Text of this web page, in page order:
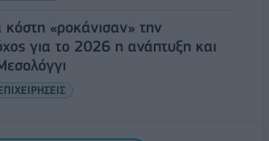
«ροκάνισαν» την
για το 2026 η ανάπτυξη και